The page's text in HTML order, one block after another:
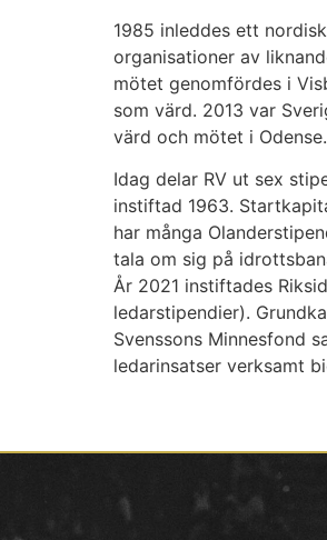
1985 inleddes ett
organisationer av
mötet genomfördes i
som värd. 2013 var
värd och mötet i
Idag delar RV ut sex
instiftad 1963.
har många
tala om sig på
År 2021 instiftades
ledarstipendier).
Svenssons Minnesfond
ledarinsatser verksamt